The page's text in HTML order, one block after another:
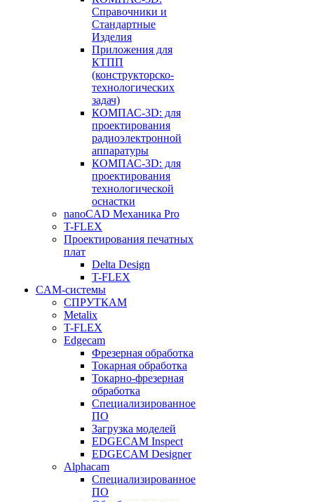
Справочники и
Стандартные
Изделия
Приложения для
КТПП
(конструкторско-
технологических
задач)
КОМПАС-3D: для
проектирования
радиоэлектронной
аппаратуры
КОМПАС-3D: для
проектирования
технологической
оснастки
nanoCAD Механика Pro
T-FLEX
Проектирования печатных
плат
Delta Design
T-FLEX
CAM-системы
СПРУТКAM
Metalix
T-FLEX
Edgecam
Фрезерная обработка
Токарная обработка
Токарно-фрезерная
обработка
Специализированное
ПО
Загрузка моделей
EDGECAM Inspect
EDGECAM Designer
Alphacam
Специализированное
ПО